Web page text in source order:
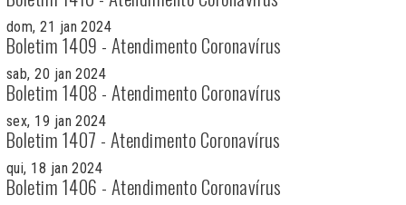
dom, 21 jan 2024
Boletim 1409 - Atendimento Coronavírus
sab, 20 jan 2024
Boletim 1408 - Atendimento Coronavírus
sex, 19 jan 2024
Boletim 1407 - Atendimento Coronavírus
qui, 18 jan 2024
Boletim 1406 - Atendimento Coronavírus